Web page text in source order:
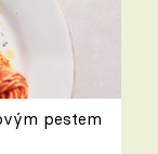
pestem